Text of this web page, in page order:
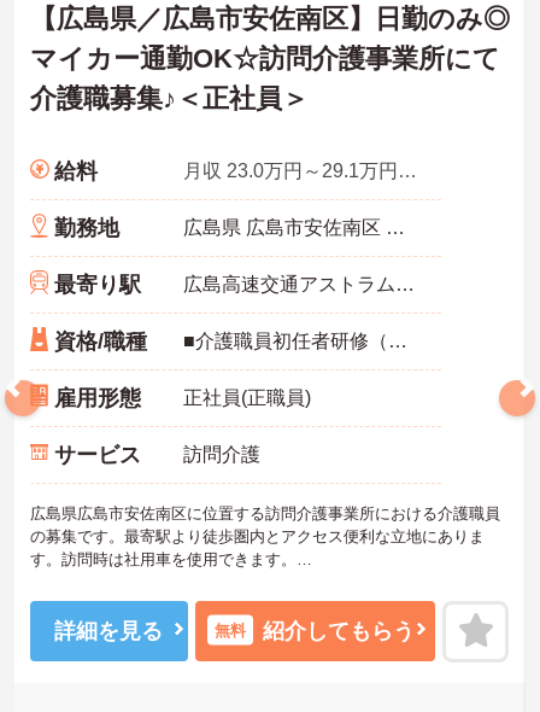
【広島県／広島市安佐南区】日勤のみ◎
マイカー通勤OK☆訪問介護事業所にて
介護職募集♪＜正社員＞
給料 月収 23.0万円～29.1万円程度
勤務地 広島県 広島市安佐南区 中須1-14-10 長谷川ビル 302号室
最寄り駅 広島高速交通アストラムライン「古市(広島)駅」徒歩6分
資格/職種 ■介護職員初任者研修（ヘルパー2級）以上、介護福祉士 いずれか ■実務経験：不問 ■普通自動車運転免許（AT限定可）
雇用形態 正社員(正職員)
サービス 訪問介護
広島県広島市安佐南区に位置する訪問介護事業所における介護職員
の募集です。最寄駅より徒歩圏内とアクセス便利な立地にありま
す。訪問時は社用車を使用できます。
日勤のみの勤務なので、ワークライフバランスを保ちながらご勤務
いただけます。
詳細を見る 無料 紹介してもらう